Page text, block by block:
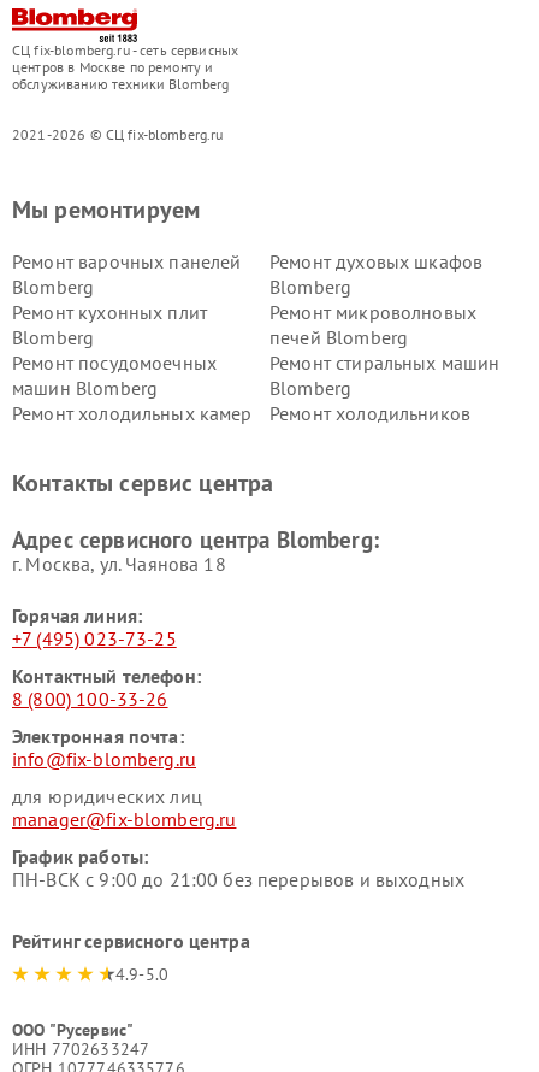
СЦ fix-blomberg.ru - сеть сервисных
центров в Москве по ремонту и
обслуживанию техники Blomberg
2021-2026 © СЦ fix-blomberg.ru
Мы ремонтируем
Ремонт варочных панелей
Blomberg
Ремонт духовых шкафов
Blomberg
Ремонт кухонных плит
Blomberg
Ремонт микроволновых
печей Blomberg
Ремонт посудомоечных
машин Blomberg
Ремонт стиральных машин
Blomberg
Ремонт холодильных камер
Ремонт холодильников
Контакты сервис центра
Адрес сервисного центра Blomberg:
г. Москва, ул. Чаянова 18
Горячая линия:
+7 (495) 023-73-25
Контактный телефон:
8 (800) 100-33-26
Электронная почта:
info@fix-blomberg.ru
для юридических лиц
manager@fix-blomberg.ru
График работы:
ПН-ВСК с 9:00 до 21:00 без перерывов и выходных
Рейтинг сервисного центра
4.9-5.0
ООО "Русервис"
ИНН 7702633247